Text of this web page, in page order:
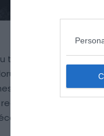
train fendent le
affichent des
Les banquettes au
les plafonds
de vitraux. Le